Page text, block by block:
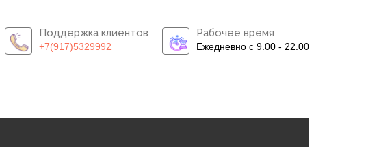
Поддержка клиентов
+7(917)5329992
Рабочее время
Ежедневно с 9.00 - 22.00